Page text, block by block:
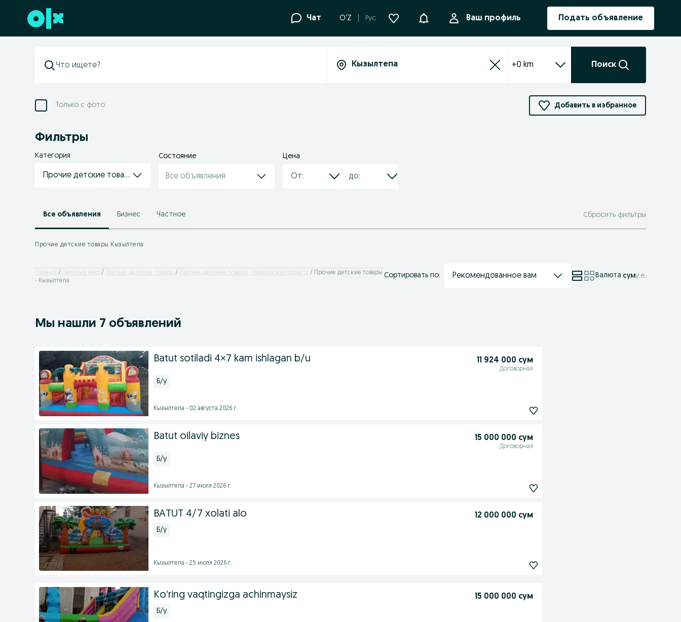
Перейти к нижнему колонтитулу Чат O'Z Рус УведомленияВаш профиль Подать объявление
+0 km Поиск
Только с фото Добавить в избранное
Фильтры
Категория
Прочие детские товары
Состояние
Все объявления
Цена
Все объявления Бизнес Частное Сбросить фильтры
Прочие детские товары Кызылтепа
Главная Детский мир Прочие детские товары Прочие детские товары - Навоийская область
Прочие детские товары
- Кызылтепа
Сортировать по: Рекомендованное вам Валюта:суму.е.
Мы нашли 7 объявлений
Batut sotiladi 4×7 kam ishlagan b/u 11 924 000 сум
Договорная
Б/у
Кызылтепа - 02 августа 2026 г.
Batut oilaviy biznes 15 000 000 сум
Договорная
Б/у
Кызылтепа - 27 июля 2026 г.
BATUT 4/7 xolati alo 12 000 000 сум
Б/у
Кызылтепа - 25 июля 2026 г.
Koʻring vaqtingizga achinmaysiz 15 000 000 сум
Б/у